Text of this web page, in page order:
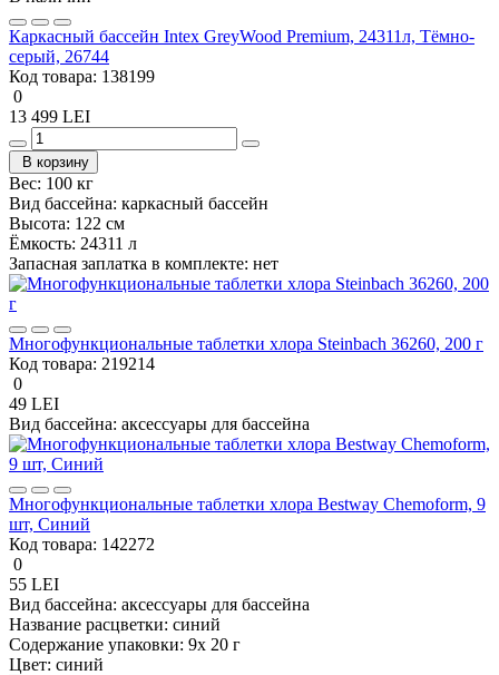
Каркасный бассейн Intex GreyWood Premium, 24311л, Тёмно-
серый, 26744
Код товара: 138199
0
13 499 LEI
В корзину
Вес: 100 кг
Вид бассейна: каркасный бассейн
Высота: 122 см
Ёмкость: 24311 л
Запасная заплатка в комплекте: нет
Многофункциональные таблетки хлора Steinbach 36260, 200 г
Код товара: 219214
0
49 LEI
Вид бассейна: аксессуары для бассейна
Многофункциональные таблетки хлора Bestway Chemoform, 9
шт, Синий
Код товара: 142272
0
55 LEI
Вид бассейна: аксессуары для бассейна
Название расцветки: синий
Содержание упаковки: 9x 20 г
Цвет: синий